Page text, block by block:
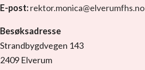
E-post:rektor.monica@elverumfhs.no
Besøksadresse
Strandbygdvegen 143
2409 Elverum